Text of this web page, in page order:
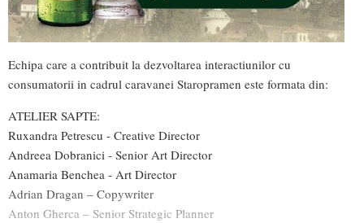
Echipa care a contribuit la dezvoltarea interactiunilor cu
consumatorii in cadrul caravanei Staropramen este formata din:
ATELIER SAPTE:
Ruxandra Petrescu - Creative Director
Andreea Dobranici - Senior Art Director
Anamaria Benchea - Art Director
Adrian Dragan – Copywriter
Anton Gherca – Senior Strategic Planner